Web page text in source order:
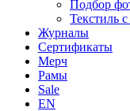
Подбор
Текстиль
Журналы
Сертификаты
Мерч
Рамы
Sale
EN